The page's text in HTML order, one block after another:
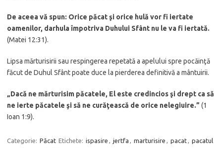
De aceea vă spun: Orice păcat şi orice hulă vor fi iertate
oamenilor, darhula împotriva Duhului Sfânt nu le va fi iertată.
(Matei 12:31).
Lipsa mărturisirii sau respingerea repetată a apelului spre pocăinţă
făcut de Duhul Sfânt poate duce la pierderea definitivă a mântuirii.
„Dacă ne mărturisim păcatele, El este credincios şi drept ca să
ne ierte păcatele şi să ne curăţească de orice nelegiuire.” (1
Ioan 1:9).
Categorie: Păcat Etichete: ispasire jertfa marturisire pacat
pacatul